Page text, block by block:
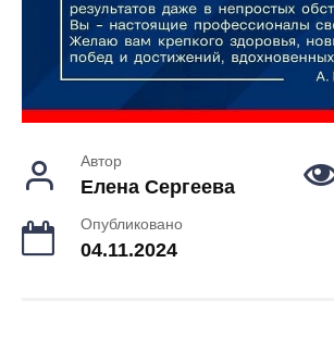
Автор
Елена Сергеева
Опубликовано
04.11.2024